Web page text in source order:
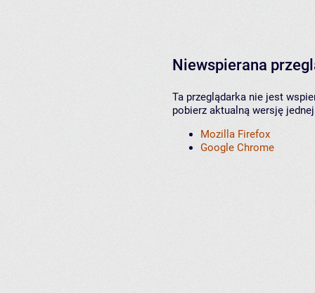
Niewspierana
Ta przeglądarka nie jest
pobierz aktualną wersję
Mozilla Firefox
Google Chrome